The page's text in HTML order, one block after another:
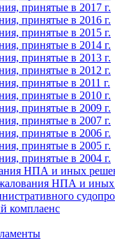
принятые в 2017 г.
принятые в 2016 г.
принятые в 2015 г.
принятые в 2014 г.
принятые в 2013 г.
принятые в 2012 г.
принятые в 2011 г.
принятые в 2010 г.
принятые в 2009 г.
принятые в 2007 г.
принятые в 2006 г.
принятые в 2005 г.
принятые в 2004 г.
НПА и иных
НПА и
комплаенс